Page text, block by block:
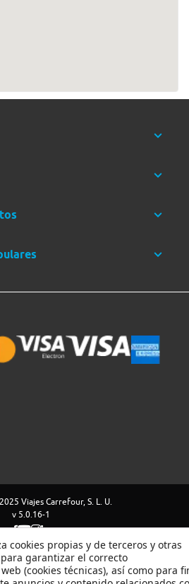
Viajes Carrefour, S. L. U.
v 5.0.16-1
cookies propias y de terceros y otras
garantizar el correcto
(cookies técnicas), así como para